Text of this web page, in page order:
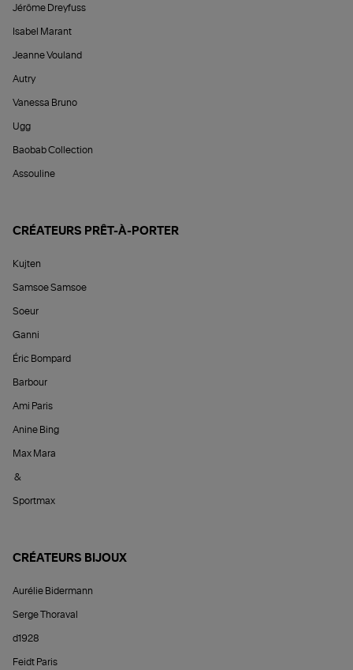
Jérôme Dreyfuss
Isabel Marant
Jeanne Vouland
Autry
Vanessa Bruno
Ugg
Baobab Collection
Assouline
CRÉATEURS PRÊT-À-PORTER
Kujten
Samsoe Samsoe
Soeur
Ganni
Éric Bompard
Barbour
Ami Paris
Anine Bing
Max Mara
&
Sportmax
CRÉATEURS BIJOUX
Aurélie Bidermann
Serge Thoraval
d1928
Feidt Paris